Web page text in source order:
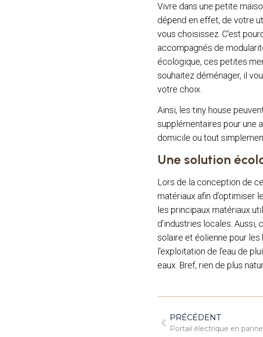
Vivre dans une petite
dépend en effet, de votre
vous choisissez. C’est
accompagnés de
écologique, ces petites
souhaitez déménager, il
votre choix.
Ainsi, les tiny house
supplémentaires pour une
domicile ou tout
Une solution
Lors de la conception de
matériaux afin d’optimiser
les principaux matériaux
d’industries locales.
solaire et éolienne pour
l’exploitation de l’eau de
eaux. Bref, rien de plus
PRÉCÉDENT
Portail électrique en